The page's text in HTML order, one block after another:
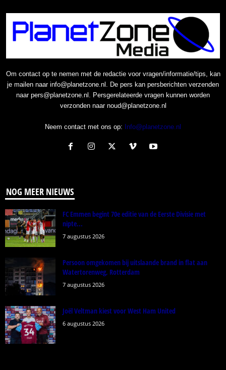
Om contact op te nemen met de redactie voor vragen/informatie/tips, kan
je mailen naar info@planetzone.nl. De pers kan persberichten verzenden
naar pers@planetzone.nl. Persgerelateerde vragen kunnen worden
verzonden naar noud@planetzone.nl
Neem contact met ons op: Info@planetzone.nl
NOG MEER NIEUWS
FC Emmen begint 70e editie van de Eerste Divisie met
nipte...
7 augustus 2026
Persoon omgekomen bij uitslaande brand in flat aan
Watertorenweg, Rotterdam
7 augustus 2026
Joël Veltman kiest voor West Ham United
6 augustus 2026